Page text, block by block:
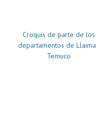
Croquis de parte de los
departamentos de Llaima
Temuco